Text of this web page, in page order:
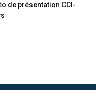
de présentation CCI-